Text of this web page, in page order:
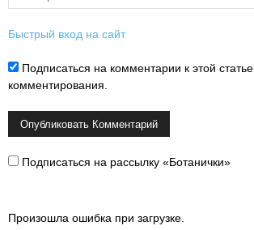
Быстрый вход на сайт
Подписаться на комментарии к этой статье.
комментирования.
Подписаться на рассылку «Ботанички»
Произошла ошибка при загрузке.